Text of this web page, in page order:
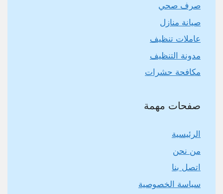
صرف صحي
صيانة منازل
عاملات تنظيف
مدونة التنظيف
مكافحة حشرات
صفحات مهمة
الرئيسية
من نحن
اتصل بنا
سياسة الخصوصية